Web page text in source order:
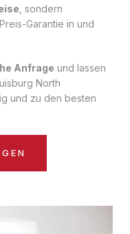
, sondern
Garantie in und
Anfrage und lassen
North
und zu den besten